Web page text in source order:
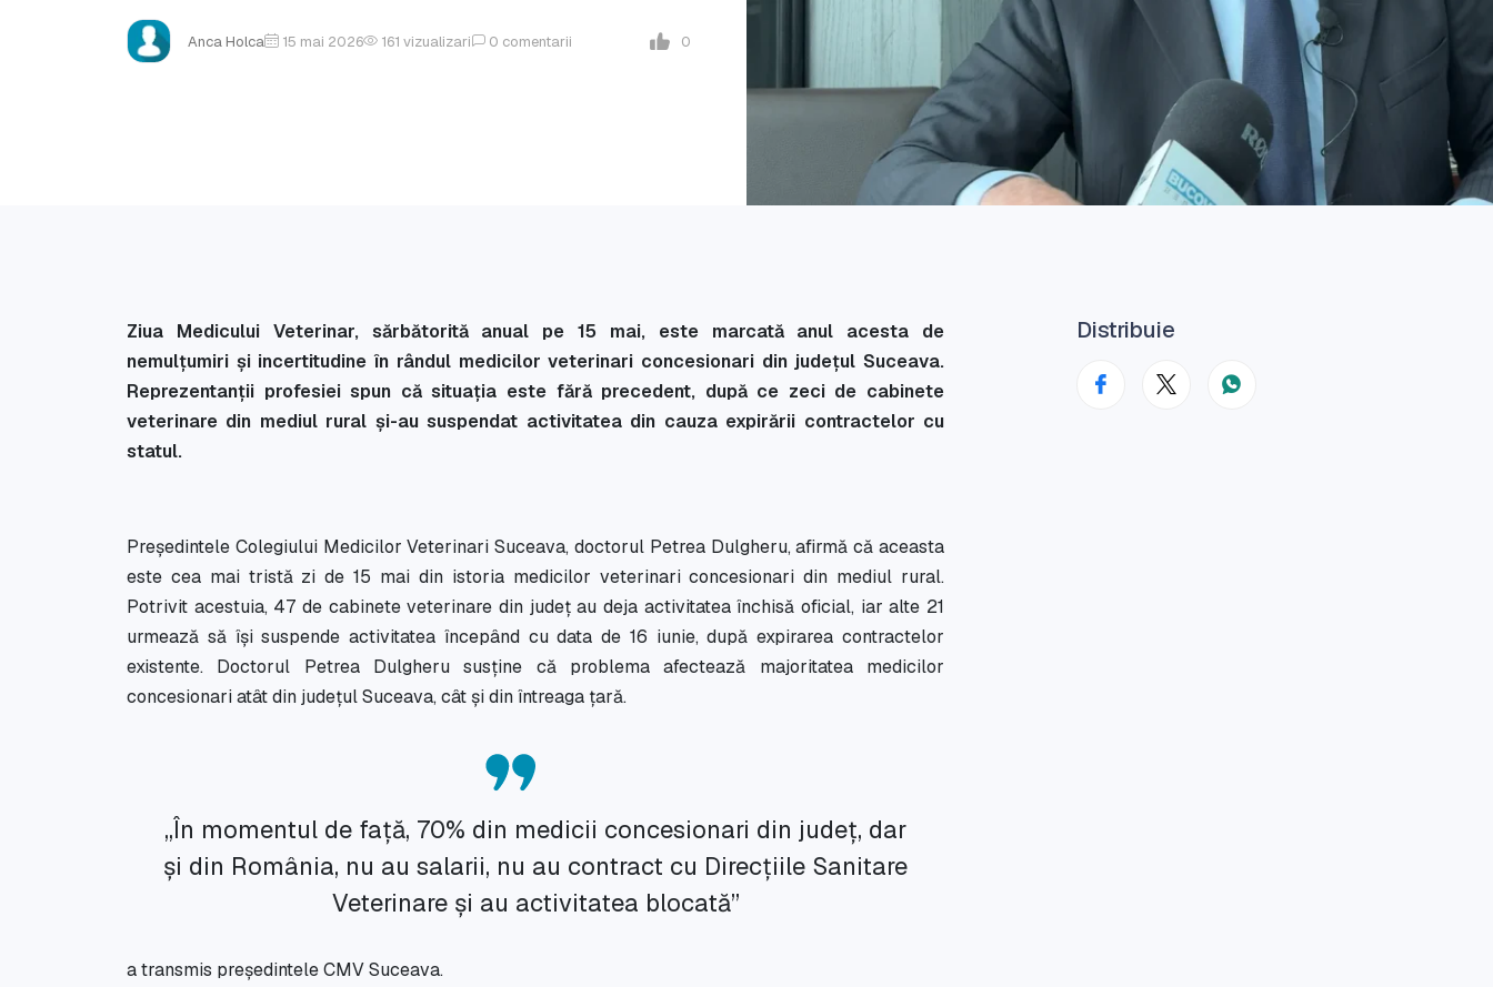
Anca Holca 15 mai 2026 161 vizualizari 0 comentarii 0
Ziua Medicului Veterinar, sărbătorită anual pe 15 mai, este marcată anul acesta de
nemulțumiri și incertitudine în rândul medicilor veterinari concesionari din județul Suceava.
Reprezentanții profesiei spun că situația este fără precedent, după ce zeci de cabinete
veterinare din mediul rural și-au suspendat activitatea din cauza expirării contractelor cu
statul.
Președintele Colegiului Medicilor Veterinari Suceava, doctorul Petrea Dulgheru, afirmă că aceasta
este cea mai tristă zi de 15 mai din istoria medicilor veterinari concesionari din mediul rural.
Potrivit acestuia, 47 de cabinete veterinare din județ au deja activitatea închisă oficial, iar alte 21
urmează să își suspende activitatea începând cu data de 16 iunie, după expirarea contractelor
existente. Doctorul Petrea Dulgheru susține că problema afectează majoritatea medicilor
concesionari atât din județul Suceava, cât și din întreaga țară.
„În momentul de față, 70% din medicii concesionari din județ, dar
și din România, nu au salarii, nu au contract cu Direcțiile Sanitare
Veterinare și au activitatea blocată”
a transmis președintele CMV Suceava.
Distribuie